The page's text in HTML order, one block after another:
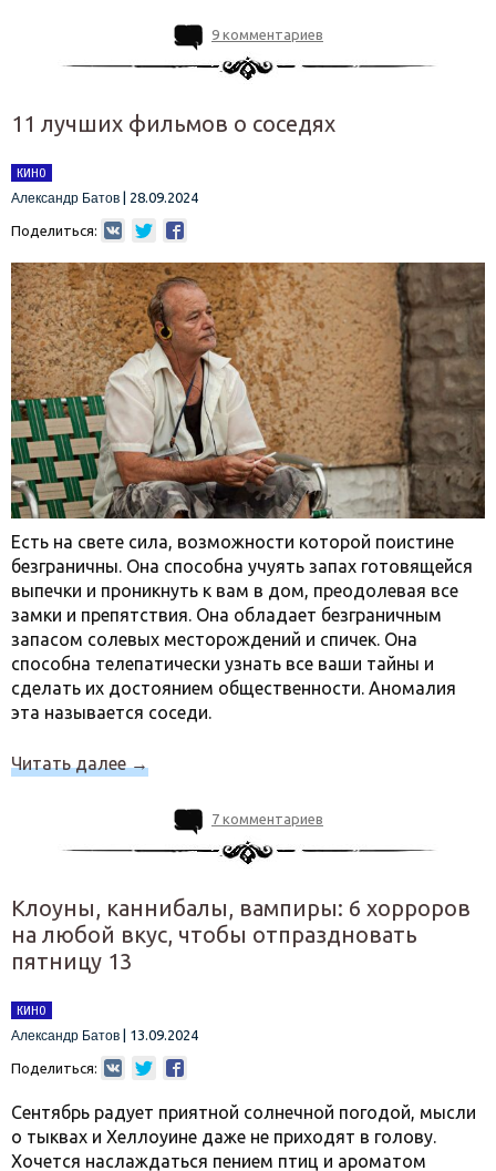
9 комментариев
11 лучших фильмов о соседях
КИНО
Александр Батов
28.09.2024
Поделиться:
Есть на свете сила, возможности которой поистине
безграничны. Она способна учуять запах готовящейся
выпечки и проникнуть к вам в дом, преодолевая все
замки и препятствия. Она обладает безграничным
запасом солевых месторождений и спичек. Она
способна телепатически узнать все ваши тайны и
сделать их достоянием общественности. Аномалия
эта называется соседи.
Читать далее→
7 комментариев
Клоуны, каннибалы, вампиры: 6 хорроров
на любой вкус, чтобы отпраздновать
пятницу 13
КИНО
Александр Батов
13.09.2024
Поделиться:
Сентябрь радует приятной солнечной погодой, мысли
о тыквах и Хеллоуине даже не приходят в голову.
Хочется наслаждаться пением птиц и ароматом